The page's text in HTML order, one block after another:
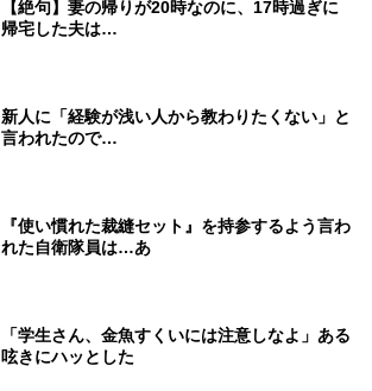
【絶句】妻の帰りが20時なのに、17時過ぎに
帰宅した夫は…
新人に「経験が浅い人から教わりたくない」と
言われたので…
『使い慣れた裁縫セット』を持参するよう言わ
れた自衛隊員は…あ
「学生さん、金魚すくいには注意しなよ」ある
呟きにハッとした